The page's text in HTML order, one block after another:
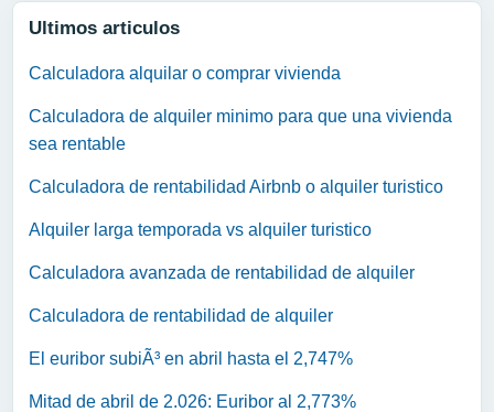
Ultimos articulos
Calculadora alquilar o comprar vivienda
Calculadora de alquiler minimo para que una vivienda
sea rentable
Calculadora de rentabilidad Airbnb o alquiler turistico
Alquiler larga temporada vs alquiler turistico
Calculadora avanzada de rentabilidad de alquiler
Calculadora de rentabilidad de alquiler
El euribor subiÃ³ en abril hasta el 2,747%
Mitad de abril de 2.026: Euribor al 2,773%